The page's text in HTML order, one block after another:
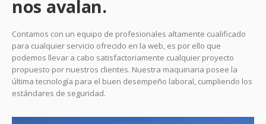
nos avalan.
Contamos con un equipo de profesionales altamente cualificado
para cualquier servicio ofrecido en la web, es por ello que
podemos llevar a cabo satisfactoriamente cualquier proyecto
propuesto por nuestros clientes. Nuestra maquinaria posee la
última tecnología para el buen desempeño laboral, cumpliendo los
estándares de seguridad.